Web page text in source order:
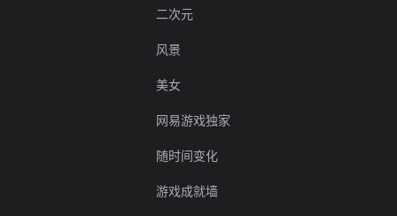
二次元
风景
美女
网易游戏独家
随时间变化
游戏成就墙